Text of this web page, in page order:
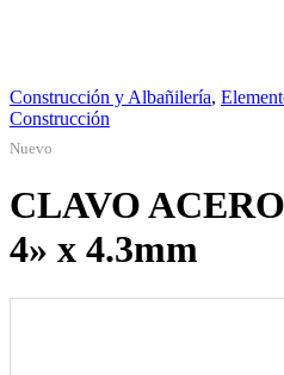
Construcción y Albañilería,
Construcción
Nuevo
CLAVO
4» x 4.3mm